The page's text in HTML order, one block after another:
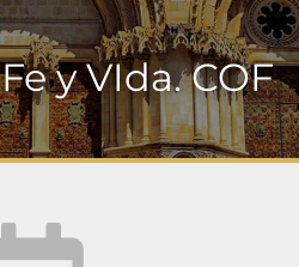
y VIda. COF